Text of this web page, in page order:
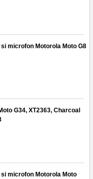
microfon Motorola Moto G8
G34, XT2363, Charcoal
microfon Motorola Moto